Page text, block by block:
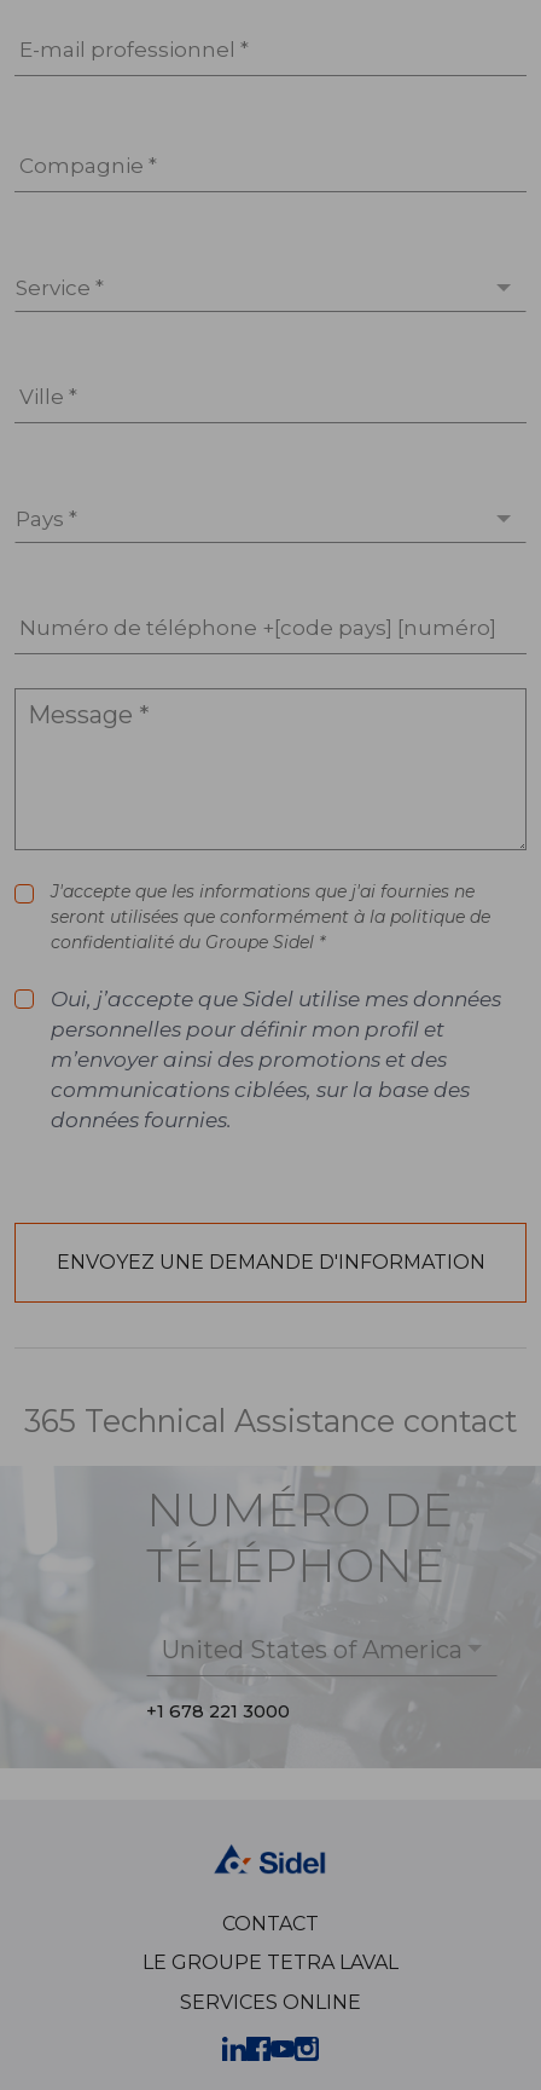
E-mail professionnel *
Compagnie *
Service *
Ville *
Pays *
Numéro de téléphone +[code pays] [numéro]
J'accepte que les informations que j'ai fournies ne
seront utilisées que conformément à la politique de
confidentialité du Groupe Sidel *
Oui, j’accepte que Sidel utilise mes données
personnelles pour définir mon profil et
m’envoyer ainsi des promotions et des
communications ciblées, sur la base des
données fournies.
365 Technical Assistance contact
NUMÉRO DE
TÉLÉPHONE
United States of America
+1 678 221 3000
CONTACT
LE GROUPE TETRA LAVAL
SERVICES ONLINE